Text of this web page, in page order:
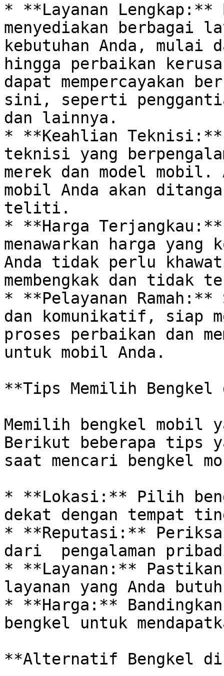
* **Layanan Lengkap:**
menyediakan berbagai
kebutuhan Anda,
hingga perbaikan
dapat mempercayakan
sini, seperti
dan lainnya.
* **Keahlian
teknisi yang
merek dan model mobil.
mobil Anda akan
teliti.
* **Harga
menawarkan harga
Anda tidak perlu
membengkak dan tidak
* **Pelayanan
dan komunikatif, siap
proses perbaikan dan
untuk mobil Anda.
**Tips Memilih Bengkel
Memilih bengkel mobil
Berikut beberapa tips
saat mencari bengkel
* **Lokasi:** Pilih
dekat dengan tempat
* **Reputasi:**
dari  pengalaman
* **Layanan:** Pastikan
layanan yang Anda
* **Harga:**
bengkel untuk
**Alternatif Bengkel di